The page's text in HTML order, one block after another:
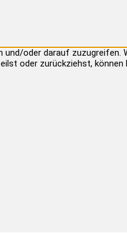
oder darauf
oder zurückziehst,